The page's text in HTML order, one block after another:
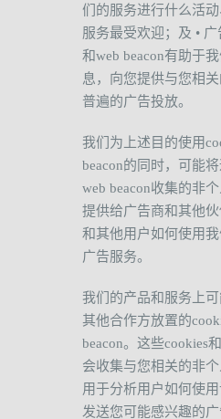
们的服务进行什么活
服务最受欢迎；及 • 广
和web beacon有助于
息，向您提供与您相
普遍的广告投放。
我们为上述目的使用
beacon的同时，可能
web beacon收集的非
提供给广告商和其他
和其他用户如何使用
广告服务。
我们的产品和服务上
其他合作方放置的
beacon。这些cookies和
会收集与您相关的非
用于分析用户如何使
发送您可能感兴趣的